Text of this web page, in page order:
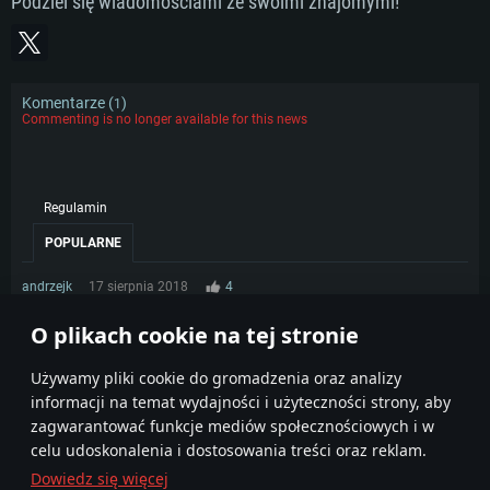
O plikach cookie na tej stronie
Używamy pliki cookie do gromadzenia oraz analizy
informacji na temat wydajności i użyteczności strony, aby
zagwarantować funkcje mediów społecznościowych i w
celu udoskonalenia i dostosowania treści oraz reklam.
Dowiedz się więcej
lepsza, Radeon RX 570 lub lepsza
Dysk twardy: 62.2 GB (pełny klient)
Połączenie sieciowe: Internet szerokopasmowy
Pamięć: 16 GB
Karta graficzna: NVIDIA 1060 nowymi sterownikami (nie starsze niż 6
miesięcy) / podobna od AMD z nowymi sterownikami (nie starsze niż 6
Połączenie sieciowe: Internet szerokopasmowy
Komentarze (1 )
Commenting is no longer available for this news
Regulamin
POPULARNE
andrzejk 17 sierpnia 2018
4
1